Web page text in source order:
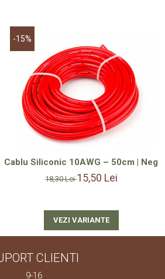
Dreapta cu Filet M4 – Design cu
-15%
Cablu Siliconic 10AWG – 50cm |
18,30 Lei15,50 Lei
VEZI VARIANTE
CLIENTI
9-16